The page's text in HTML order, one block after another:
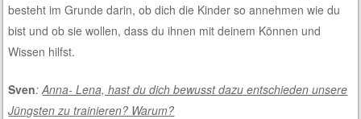
besteht im Grunde darin, ob dich die Kinder so annehmen wie du
bist und ob sie wollen, dass du ihnen mit deinem Können und
Wissen hilfst.
Sven:Anna- Lena, hast du dich bewusst dazu entschieden unsere
Jüngsten zu trainieren? Warum?